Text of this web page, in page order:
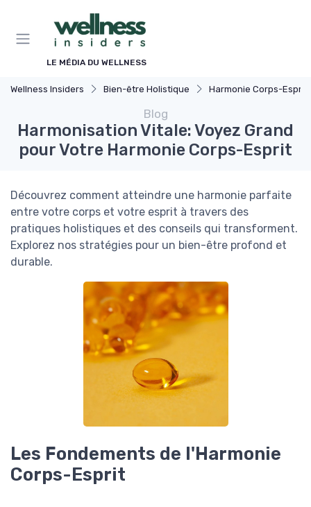
LE MÉDIA DU WELLNESS
Wellness Insiders Bien-être Holistique Harmonie Corps-Esprit
Blog
Harmonisation Vitale: Voyez Grand
pour Votre Harmonie Corps-Esprit
Découvrez comment atteindre une harmonie parfaite
entre votre corps et votre esprit à travers des
pratiques holistiques et des conseils qui transforment.
Explorez nos stratégies pour un bien-être profond et
durable.
Les Fondements de l'Harmonie
Corps-Esprit